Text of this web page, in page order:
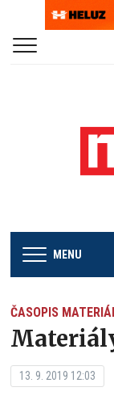
MENU
ČASOPIS
13. 9. 2019 12:03